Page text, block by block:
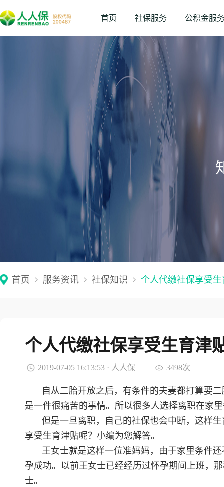
首页 社保服务 公积金服
首页 服务资讯 社保知识 个人代缴社保享受
个人代缴社保享受生育津
2019-07-05 16:13:53 · 人人保 3498次
自从二胎开放之后，有条件的夫妻都打算要
是一件很痛苦的事情。所以很多人选择离职在家
但是一旦离职，自己的社保也会中断，这样
享受生育津贴呢？小编为您解答。
王女士就是这样一位准妈妈，由于家里条件
孕成功。以前王女士已经经历过怀孕期间上班，
士。